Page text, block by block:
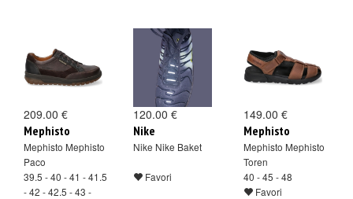
209.00 €
Mephisto
Mephisto Mephisto
Paco
39.5 - 40 - 41 - 41.5
- 42 - 42.5 - 43 -
120.00 €
Nike
Nike Nike Baket
Favori
149.00 €
Mephisto
Mephisto Mephisto
Toren
40 - 45 - 48
Favori